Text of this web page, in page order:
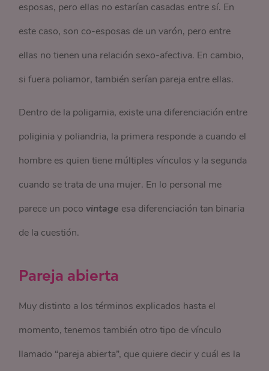
esposas, pero ellas no estarían casadas entre sí. En
este caso, son co-esposas de un varón, pero entre
ellas no tienen una relación sexo-afectiva. En cambio,
si fuera poliamor, también serían pareja entre ellas.
Dentro de la poligamia, existe una diferenciación entre
poliginia y poliandria, la primera responde a cuando el
hombre es quien tiene múltiples vínculos y la segunda
cuando se trata de una mujer. En lo personal me
parece un poco vintage esa diferenciación tan binaria
de la cuestión.
Pareja abierta
Muy distinto a los términos explicados hasta el
momento, tenemos también otro tipo de vínculo
llamado “pareja abierta”, que quiere decir y cuál es la